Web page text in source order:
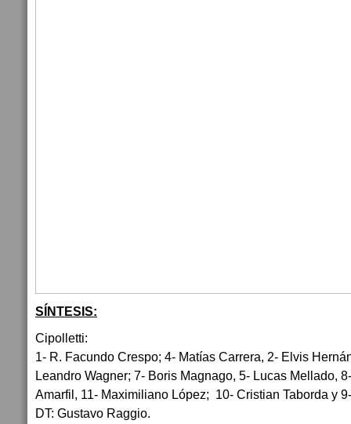
SÍNTESIS:
Cipolletti:
1- R. Facundo Crespo; 4- Matías Carrera, 2- Elvis
Leandro Wagner; 7- Boris Magnago, 5- Lucas Mellado,
Amarfil, 11- Maximiliano López; 10- Cristian Taborda y
DT: Gustavo Raggio.